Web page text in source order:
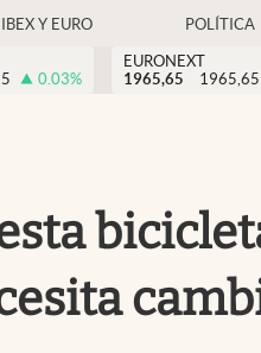
IBEX Y EURO POLÍTICA
0.03%
EURONEXT
1965,65
1965,65